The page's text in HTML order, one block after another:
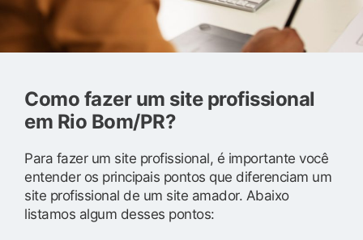
Como fazer um site profissional
em Rio Bom/PR?
Para fazer um site profissional, é importante você
entender os principais pontos que diferenciam um
site profissional de um site amador. Abaixo
listamos algum desses pontos: